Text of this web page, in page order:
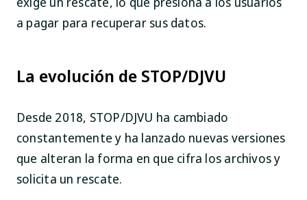
a pagar para recuperar sus datos.
La evolución de STOP/DJVU
Desde 2018, STOP/DJVU ha cambiado
constantemente y ha lanzado nuevas versiones
que alteran la forma en que cifra los archivos y
solicita un rescate.